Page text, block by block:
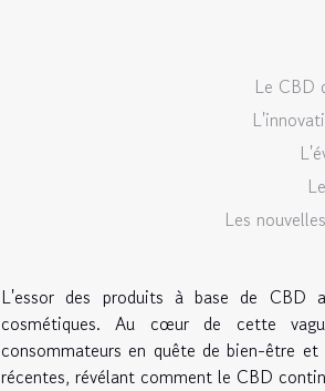
Le CBD
Les
L'essor des produits à base de CBD
cosmétiques. Au cœur de cette
consommateurs en quête de bien-être
récentes, révélant comment le CBD